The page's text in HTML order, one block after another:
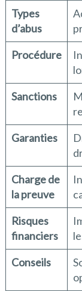
Types
d’abus
Procédure
Sanctions
Garanties
Charge de
la preuve
Risques
financiers
Conseils